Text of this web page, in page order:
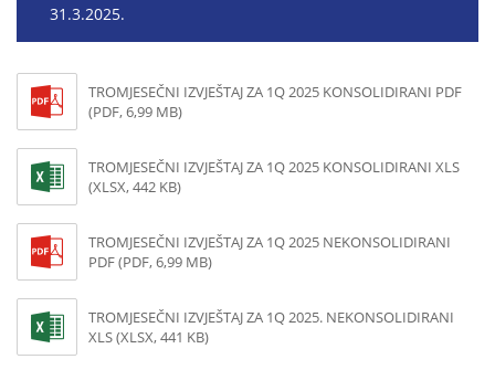
31.3.2025.
TROMJESEČNI IZVJEŠTAJ ZA 1Q 2025 KONSOLIDIRANI PDF
(PDF, 6,99 MB)
TROMJESEČNI IZVJEŠTAJ ZA 1Q 2025 KONSOLIDIRANI XLS
(XLSX, 442 KB)
TROMJESEČNI IZVJEŠTAJ ZA 1Q 2025 NEKONSOLIDIRANI
PDF (PDF, 6,99 MB)
TROMJESEČNI IZVJEŠTAJ ZA 1Q 2025. NEKONSOLIDIRANI
XLS (XLSX, 441 KB)